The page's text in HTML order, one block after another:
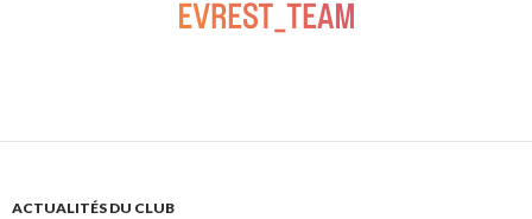
ACTUALITÉS DU CLUB